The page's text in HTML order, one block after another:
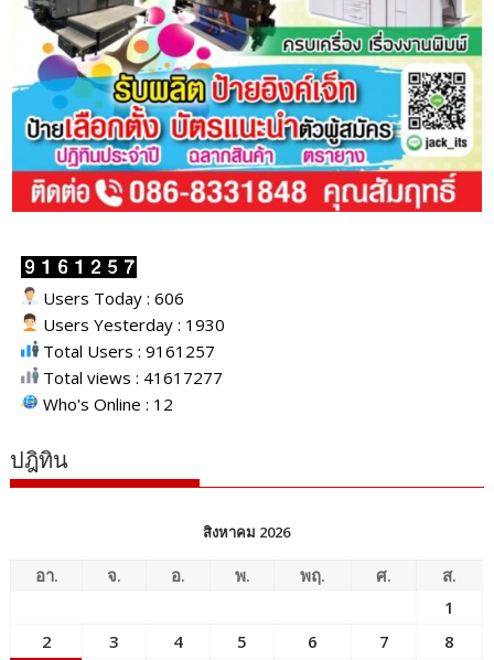
Users Today : 606
Users Yesterday : 1930
Total Users : 9161257
Total views : 41617277
Who's Online : 12
ปฎิทิน
สิงหาคม 2026
อา. จ. อ. พ. พฤ. ศ.
ส.
1
2
3 4 5 6 7
8